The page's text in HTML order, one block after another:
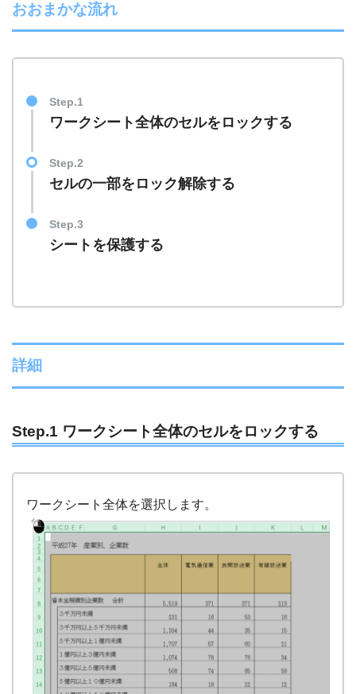
おおまかな流れ
Step.1
ワークシート全体のセルをロックする
Step.2
セルの一部をロック解除する
Step.3
シートを保護する
詳細
Step.1 ワークシート全体のセルをロックする
ワークシート全体を選択します。